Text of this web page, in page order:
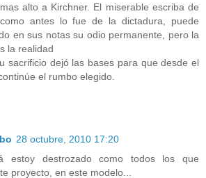
alto a Kirchner. El miserable escriba de
antes lo fue de la dictadura, puede
en sus notas su odio permanente, pero la
la realidad
sacrificio dejó las bases para que desde el
el rumbo elegido.
28 octubre, 2010 17:20
estoy destrozado como todos los que
proyecto, en este modelo...